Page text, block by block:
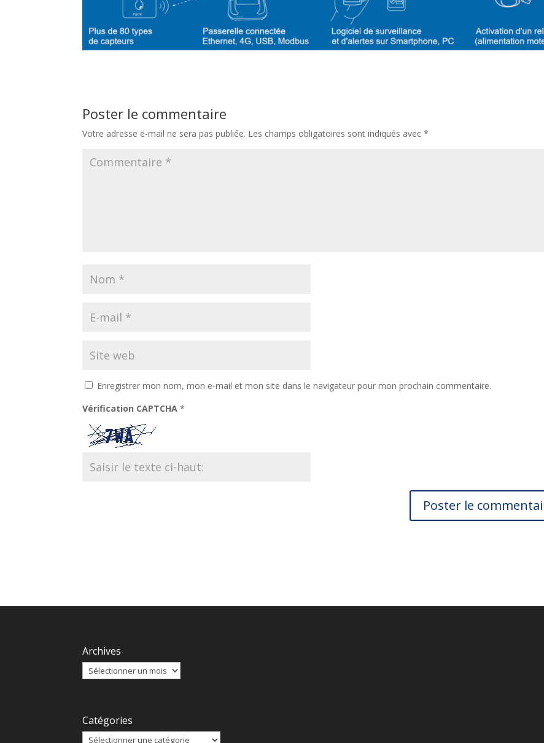
Poster le commentaire
Votre adresse e-mail ne sera pas publiée. Les champs obligatoires sont indiqués avec*
Enregistrer mon nom, mon e-mail et mon site dans le navigateur pour mon prochain commentaire.
Vérification CAPTCHA*
Archives
Catégories